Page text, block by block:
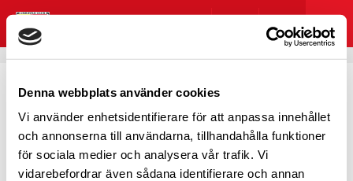
Denna webbplats använder cookies
Vi använder enhetsidentifierare för att anpassa innehållet
och annonserna till användarna, tillhandahålla funktioner
för sociala medier och analysera vår trafik. Vi
vidarebefordrar även sådana identifierare och annan
HOPPSAN! NÅGOT GICK
FEL